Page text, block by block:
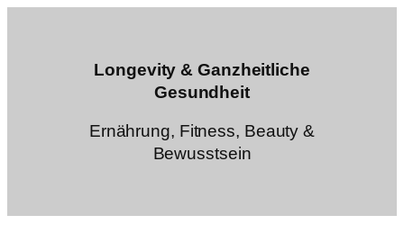
Longevity & Ganzheitliche
Gesundheit
Ernährung, Fitness, Beauty &
Bewusstsein